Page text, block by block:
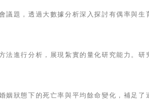
題，透過大數據分析深入探討有偶率與
進行分析，展現紮實的量化研究能力。
狀態下的死亡率與平均餘命變化，補足